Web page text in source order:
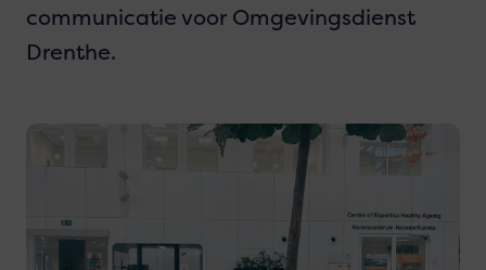
communicatie voor Omgevingsdienst
Drenthe.
Lees
over